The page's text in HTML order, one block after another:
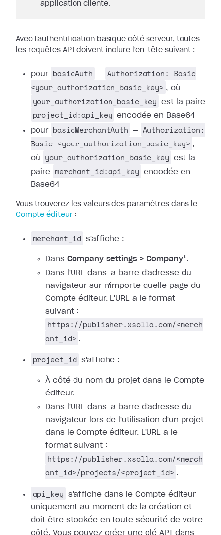
application cliente.
Avec l'authentification basique côté serveur, toutes
les requêtes API doivent inclure l'en-tête suivant :
pour basicAuth —
Authorization: Basic
<your_authorization_basic_key> , où
your_authorization_basic_key est la paire
project_id:api_key
encodée en Base64
pour basicMerchantAuth —
Authorization:
Basic <your_authorization_basic_key> ,
où
your_authorization_basic_key
est la
paire merchant_id:api_key
encodée en
Base64
Vous trouverez les valeurs des paramètres dans le
Compte éditeur :
merchant_id s'affiche :
Dans Company settings > Company*.
Dans l'URL dans la barre d'adresse du
navigateur sur n'importe quelle page du
Compte éditeur. L'URL a le format
suivant :
https://publisher.xsolla.com/<merch
ant_id> .
project_id s'affiche :
À côté du nom du projet dans le Compte
éditeur.
Dans l'URL dans la barre d'adresse du
navigateur lors de l'utilisation d'un projet
dans le Compte éditeur. L'URL a le
format suivant :
https://publisher.xsolla.com/<merch
ant_id>/projects/<project_id> .
api_key
s'affiche dans le Compte éditeur
uniquement au moment de la création et
doit être stockée en toute sécurité de votre
côté. Vous pouvez créer une clé API dans